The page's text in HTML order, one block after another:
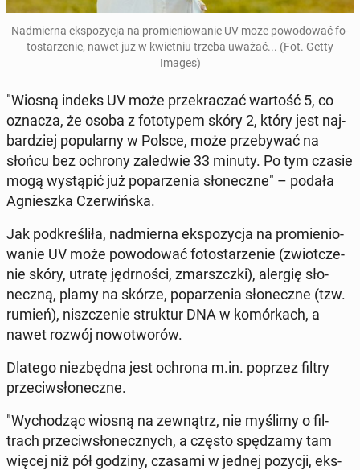
Nad­mier­na eks­po­zy­cja na pro­mie­nio­wa­nie UV może po­wo­do­wać fo­
to­sta­rze­nie, nawet już w kwiet­niu trzeba uważać... (Fot. Getty
Images)
"Wiosną indeks UV może prze­kra­czać wartość 5, co
oznacza, że osoba z fo­to­ty­pem skóry 2, który jest naj­
bar­dziej po­pu­lar­ny w Polsce, może prze­by­wać na
słońcu bez ochrony za­le­d­wie 33 minuty. Po tym czasie
mogą wy­stą­pić już po­pa­rze­nia sło­necz­ne" – podała
Agniesz­ka Czer­wiń­ska.
Jak pod­kre­śli­ła, nad­mier­na eks­po­zy­cja na pro­mie­nio­
wa­nie UV może po­wo­do­wać fo­to­sta­rze­nie (zwiot­cze­
nie skóry, utratę jędr­no­ści, zmarszcz­ki), alergię sło­
necz­ną, plamy na skórze, po­pa­rze­nia sło­necz­ne (tzw.
rumień), nisz­cze­nie struk­tur DNA w ko­mór­kach, a
nawet rozwój no­wo­two­rów.
Dlatego nie­zbęd­na jest ochrona m.in. poprzez filtry
prze­ciw­sło­necz­ne.
"Wy­cho­dząc wiosną na ze­wnątrz, nie myślimy o fil­
trach prze­ciw­sło­necz­nych, a często spę­dza­my tam
więcej niż pół godziny, czasami w jednej pozycji, eks­